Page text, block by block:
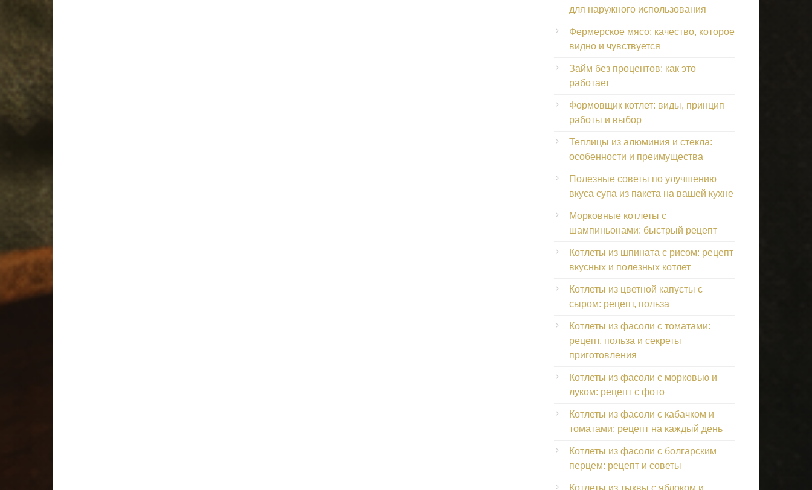
для наружного использования
Фермерское мясо: качество, которое
видно и чувствуется
Займ без процентов: как это
работает
Формовщик котлет: виды, принцип
работы и выбор
Теплицы из алюминия и стекла:
особенности и преимущества
Полезные советы по улучшению
вкуса супа из пакета на вашей кухне
Морковные котлеты с
шампиньонами: быстрый рецепт
Котлеты из шпината с рисом: рецепт
вкусных и полезных котлет
Котлеты из цветной капусты с
сыром: рецепт, польза
Котлеты из фасоли с томатами:
рецепт, польза и секреты
приготовления
Котлеты из фасоли с морковью и
луком: рецепт с фото
Котлеты из фасоли с кабачком и
томатами: рецепт на каждый день
Котлеты из фасоли с болгарским
перцем: рецепт и советы
Котлеты из тыквы с яблоком и